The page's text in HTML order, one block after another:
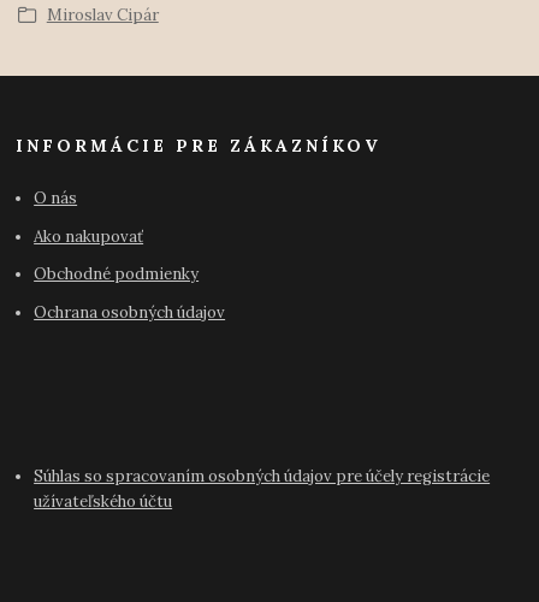
Miroslav Cipár
INFORMÁCIE PRE ZÁKAZNÍKOV
O nás
Ako nakupovať
Obchodné podmienky
Ochrana osobných údajov
Súhlas so spracovaním osobných údajov pre účely registrácie
užívateľského účtu